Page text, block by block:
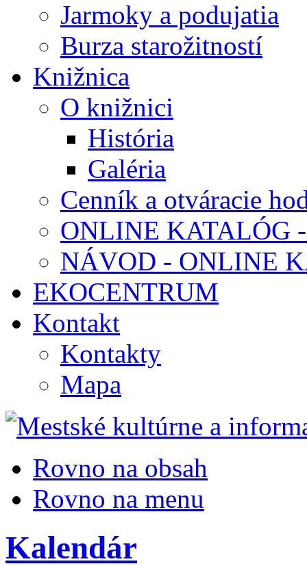
Jarmoky a podujatia
Burza starožitností
Knižnica
O knižnici
História
Galéria
Cenník a otváracie
ONLINE KATALÓG
NÁVOD - ONLINE
EKOCENTRUM
Kontakt
Kontakty
Mapa
Rovno na obsah
Rovno na menu
Kalendár